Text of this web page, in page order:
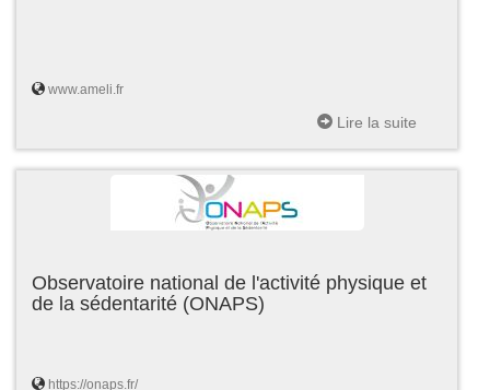
www.ameli.fr
Lire la suite
Observatoire national de l'activité physique et
de la sédentarité (ONAPS)
https://onaps.fr/